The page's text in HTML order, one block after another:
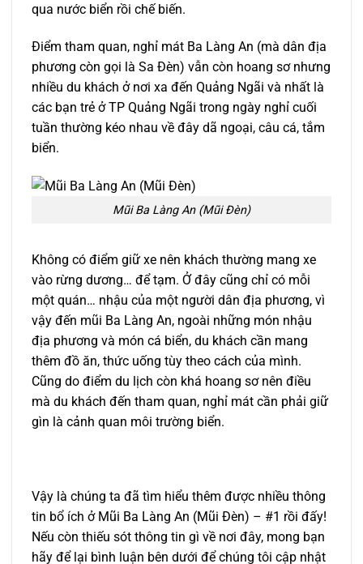
qua nước biển rồi chế biến.
Điểm tham quan, nghỉ mát Ba Làng An (mà dân địa
phương còn gọi là Sa Đèn) vẫn còn hoang sơ nhưng
nhiều du khách ở nơi xa đến Quảng Ngãi và nhất là
các bạn trẻ ở TP Quảng Ngãi trong ngày nghỉ cuối
tuần thường kéo nhau về đây dã ngoại, câu cá, tắm
biển.
Mũi Ba Làng An (Mũi Đèn)
Không có điểm giữ xe nên khách thường mang xe
vào rừng dương… để tạm. Ở đây cũng chỉ có mỗi
một quán… nhậu của một người dân địa phương, vì
vậy đến mũi Ba Làng An, ngoài những món nhậu
địa phương và món cá biển, du khách cần mang
thêm đồ ăn, thức uống tùy theo cách của mình.
Cũng do điểm du lịch còn khá hoang sơ nên điều
mà du khách đến tham quan, nghỉ mát cần phải giữ
gìn là cảnh quan môi trường biển.
Vậy là chúng ta đã tìm hiểu thêm được nhiều thông
tin bổ ích ở Mũi Ba Làng An (Mũi Đèn) – #1 rồi đấy!
Nếu còn thiếu sót thông tin gì về nơi đây, mong bạn
hãy để lại bình luận bên dưới để chúng tôi cập nhật